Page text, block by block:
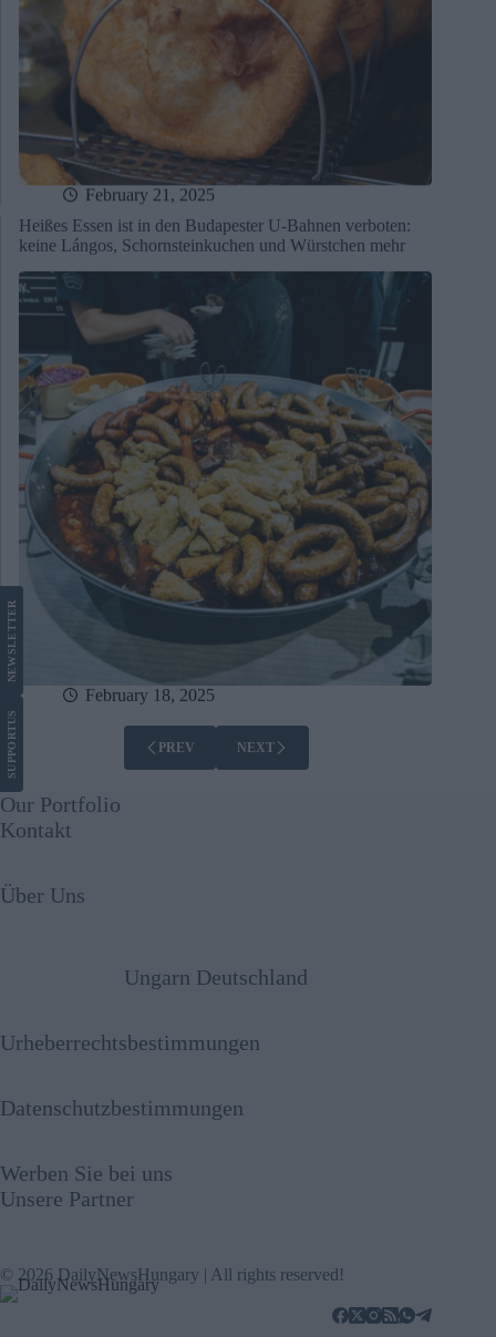
February 21, 2025
Heißes Essen ist in den Budapester U-Bahnen verboten:
keine Lángos, Schornsteinkuchen und Würstchen mehr
February 18, 2025
PREV NEXT
SUPPORT
US
NEWS
LETTER
Our Portfolio
Kontakt
Über Uns
Ungarn Deutschland
Urheberrechtsbestimmungen
Datenschutzbestimmungen
Werben Sie bei uns
Unsere Partner
© 2026 DailyNewsHungary | All rights reserved!